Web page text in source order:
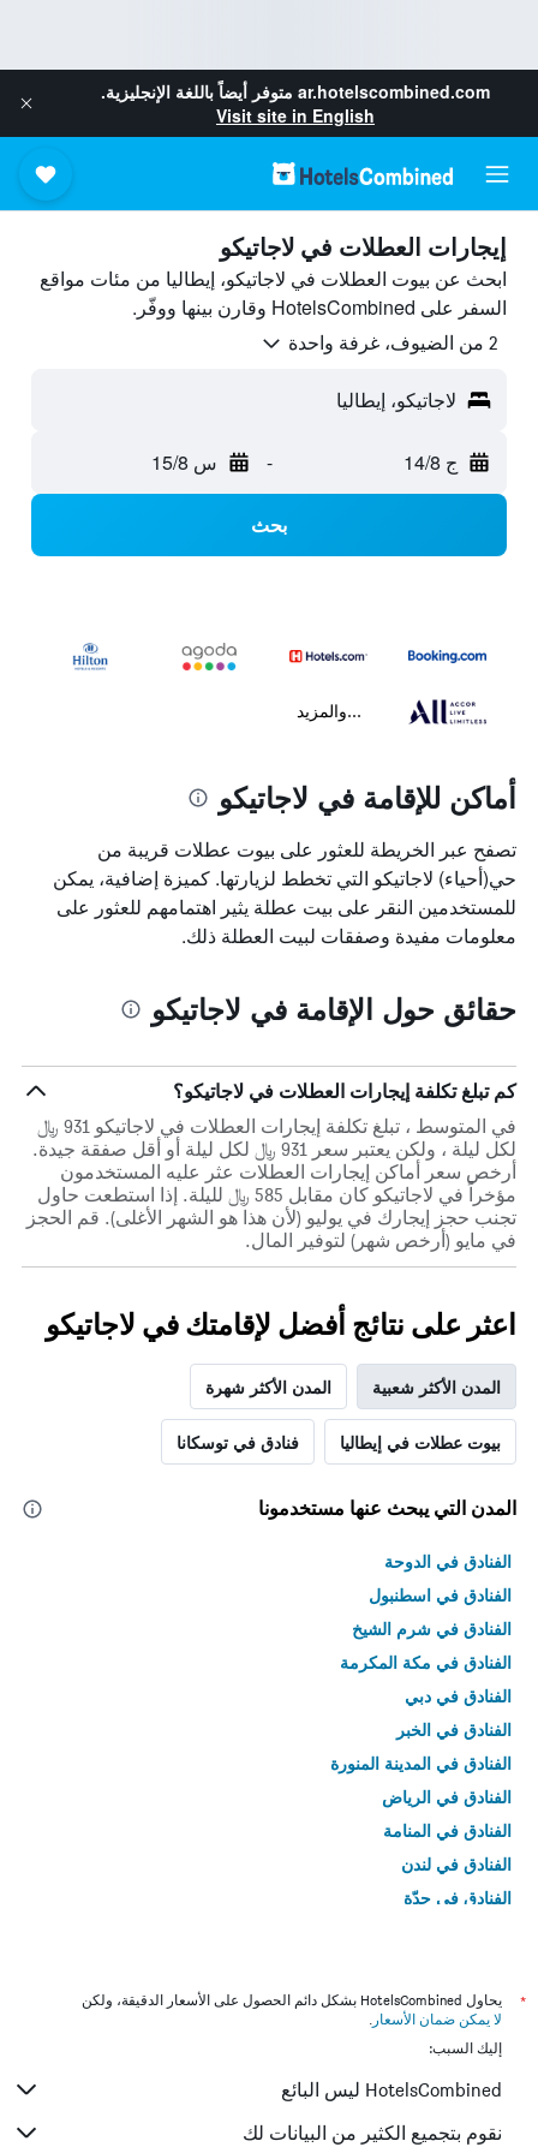
ar.hotelscombined.com متوفر أيضاً باللغة الإنجليزية.
Visit site in English
إيجارات العطلات في لاجاتيكو
ابحث عن بيوت العطلات في لاجاتيكو، إيطاليا من مئات مواقع
السفر على HotelsCombined وقارن بينها ووفّر.
2 من الضيوف، غرفة واحدة
لاجاتيكو، إيطاليا
ج 14/8 - س 15/8
بحث
...والمزيد
أماكن للإقامة في لاجاتيكو
تصفح عبر الخريطة للعثور على بيوت عطلات قريبة من
حي(أحياء) لاجاتيكو التي تخطط لزيارتها. كميزة إضافية، يمكن
للمستخدمين النقر على بيت عطلة يثير اهتمامهم للعثور على
معلومات مفيدة وصفقات لبيت العطلة ذلك.
حقائق حول الإقامة في لاجاتيكو
كم تبلغ تكلفة إيجارات العطلات في لاجاتيكو؟
في المتوسط ، تبلغ تكلفة إيجارات العطلات في لاجاتيكو 931 ﷼
لكل ليلة ، ولكن يعتبر سعر 931 ﷼ لكل ليلة أو أقل صفقة جيدة.
أرخص سعر أماكن إيجارات العطلات عثر عليه المستخدمون
مؤخراً في لاجاتيكو كان مقابل 585 ﷼ لليلة. إذا استطعت حاول
تجنب حجز إيجارك في يوليو (لأن هذا هو الشهر الأغلى). قم الحجز
في مايو (أرخص شهر) لتوفير المال.
اعثر على نتائج أفضل لإقامتك في لاجاتيكو
المدن الأكثر شعبية المدن الأكثر شهرة
بيوت عطلات في إيطاليا فنادق في توسكانا
المدن التي يبحث عنها مستخدمونا
الفنادق في الدوحة
الفنادق في اسطنبول
الفنادق في شرم الشيخ
الفنادق في مكة المكرمة
الفنادق في دبي
الفنادق في الخبر
الفنادق في المدينة المنورة
الفنادق في الرياض
الفنادق في المنامة
الفنادق في لندن
الفنادق في جدّة
*
يحاول HotelsCombined بشكل دائم الحصول على الأسعار الدقيقة، ولكن
لا يمكن ضمان الأسعار .
إليك السبب:
HotelsCombined ليس البائع
نقوم بتجميع الكثير من البيانات لك